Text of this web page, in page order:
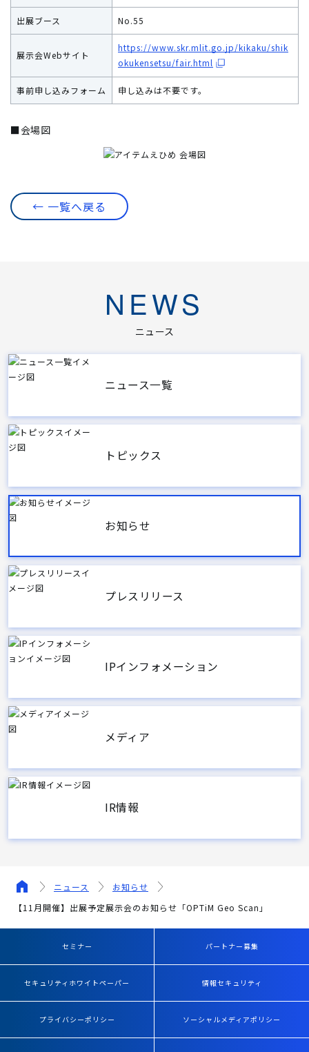
出展ブース No.55
展示会Webサイト
https://www.skr.mlit.go.jp/kikaku/shik
okukensetsu/fair.html
事前申し込みフォーム 申し込みは不要です。
■会場図
← 一覧へ戻る
NEWS
ニュース
ニュース一覧
トピックス
お知らせ
プレスリリース
IPインフォメーション
メディア
IR情報
ニュース
お知らせ
【11月開催】出展予定展示会のお知らせ「OPTiM Geo Scan」
セミナー パートナー募集
セキュリティホワイトペーパー 情報セキュリティ
プライバシーポリシー ソーシャルメディアポリシー